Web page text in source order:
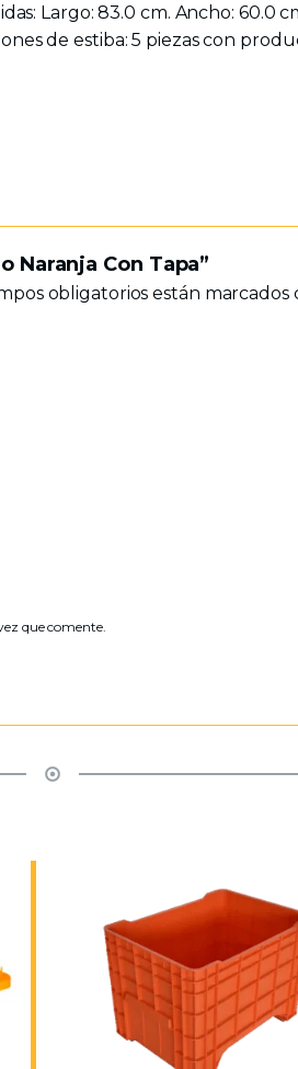
Largo: 83.0 cm. Ancho: 60.0
de estiba: 5 piezas con
Naranja Con Tapa”
obligatorios están marcados
que comente.